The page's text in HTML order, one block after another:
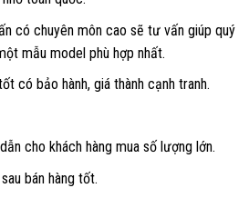
có chuyên môn cao sẽ tư vấn giúp quý
mẫu model phù hợp nhất.
có bảo hành, giá thành cạnh tranh.
cho khách hàng mua số lượng lớn.
bán hàng tốt.